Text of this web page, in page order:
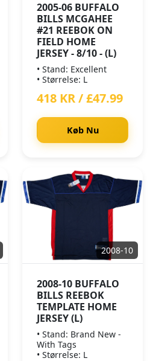
2005-06 BUFFALO
BILLS MCGAHEE
#21 REEBOK ON
FIELD HOME
JERSEY - 8/10 - (L)
• Stand: Excellent
• Størrelse: L
418 KR / £47.99
Køb Nu
2008-10
2008-10 BUFFALO
BILLS REEBOK
TEMPLATE HOME
JERSEY (L)
• Stand: Brand New -
With Tags
• Størrelse: L